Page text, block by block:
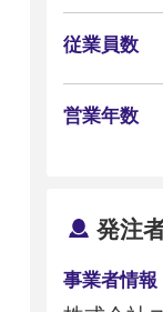
従業員数
営業年数
発注
事業者情報